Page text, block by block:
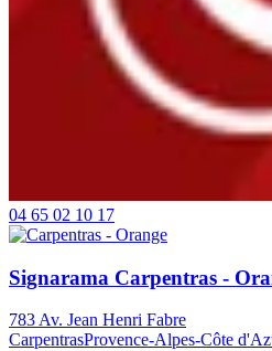
04 65 02 10 17
Signarama Carpentras -
783 Av. Jean Henri Fabre
CarpentrasProvence-Alpes-Côte